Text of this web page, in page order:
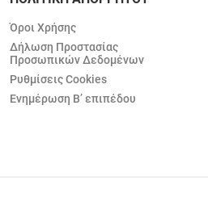
Όροι Χρήσης
Δήλωση Προστασίας
Προσωπικών Δεδομένων
Ρυθμίσεις Cookies
Ενημέρωση Β’ επιπέδου